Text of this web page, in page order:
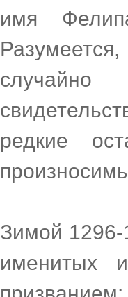
имя
редкие
Зимой 1296-
именитых